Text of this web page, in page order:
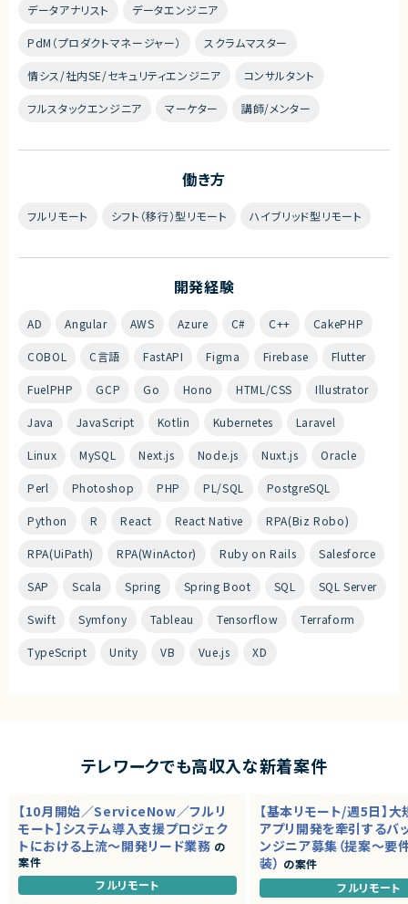
データアナリスト データエンジニア
PdM（プロダクトマネージャー） スクラムマスター
情シス/社内SE/セキュリティエンジニア コンサルタント
フルスタックエンジニア マーケター 講師/メンター
働き方
フルリモート シフト（移行）型リモート ハイブリッド型リモート
開発経験
AD Angular AWS Azure C# C++ CakePHP
COBOL C言語 FastAPI Figma Firebase Flutter
FuelPHP GCP Go Hono HTML/CSS Illustrator
Java JavaScript Kotlin Kubernetes Laravel
Linux MySQL Next.js Node.js Nuxt.js Oracle
Perl Photoshop PHP PL/SQL PostgreSQL
Python R React React Native RPA(Biz Robo)
RPA(UiPath) RPA(WinActor) Ruby on Rails Salesforce
SAP Scala Spring Spring Boot SQL SQL Server
Swift Symfony Tableau Tensorflow Terraform
TypeScript Unity VB Vue.js XD
テレワークでも高収入な新着案件
【10月開始／ServiceNow／フルリ
モート】システム導入支援プロジェク
トにおける上流～開発リード業務 の
案件
フルリモート
【基本リモート/週5日】
アプリ開発を牽引するバ
ンジニア募集（提案～要
装） の案件
フルリモート